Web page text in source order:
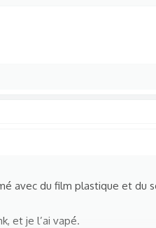
avec du film plastique et du
et je l’ai vapé.